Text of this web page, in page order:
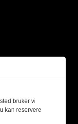
bruker vi
kan reservere